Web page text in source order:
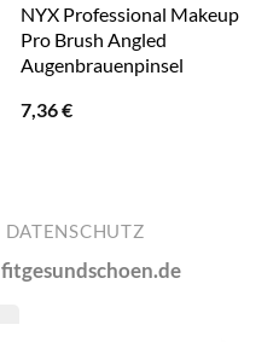
NYX Professional Makeup
Pro Brush Angled
Augenbrauenpinsel
7,36€
DATENSCHUTZ
fitgesundschoen.de